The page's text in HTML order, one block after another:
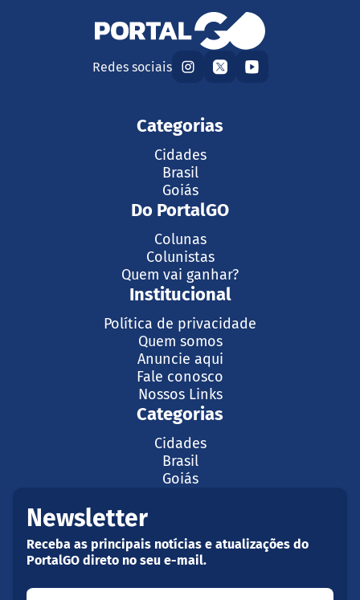
Redes sociais
Categorias
Cidades
Brasil
Goiás
Do PortalGO
Colunas
Colunistas
Quem vai ganhar?
Institucional
Política de privacidade
Quem somos
Anuncie aqui
Fale conosco
Nossos Links
Categorias
Cidades
Brasil
Goiás
Newsletter
Receba as principais notícias e atualizações do
PortalGO direto no seu e-mail.
Seu nome